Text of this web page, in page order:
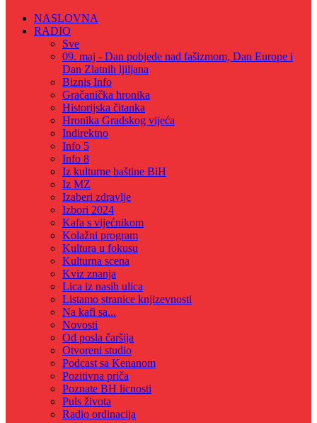
NASLOVNA
RADIO
Sve
09. maj - Dan pobjede nad fašizmom, Dan Europe i
Dan Zlatnih ljiljana
Biznis Info
Gračanička hronika
Historijska čitanka
Hronika Gradskog vijeća
Indirektno
Info 5
Info 8
Iz kulturne baštine BiH
Iz MZ
Izaberi zdravlje
Izbori 2024
Kafa s vijećnikom
Kolažni program
Kultura u fokusu
Kulturna scena
Kviz znanja
Lica iz nasih ulica
Listamo stranice knjizevnosti
Na kafi sa...
Novosti
Od posla čaršija
Otvoreni studio
Podcast sa Kenanom
Pozitivna priča
Poznate BH licnosti
Puls života
Radio ordinacija